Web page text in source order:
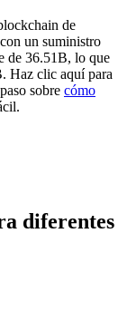
de
un suministro
de 36.51B, lo que
Haz clic aquí para
sobre cómo
diferentes